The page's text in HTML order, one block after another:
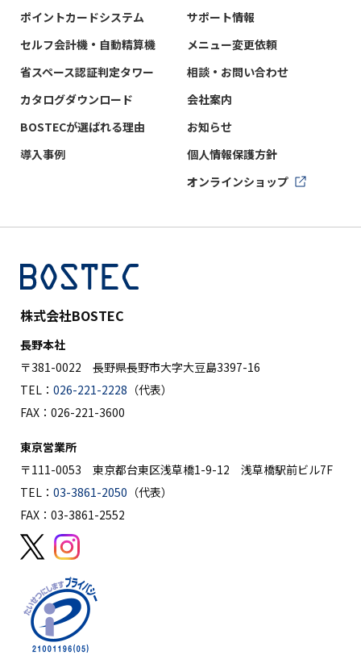
株式会社BOSTEC
長野本社
〒381-0022 長野県長野市大字大豆島3397-16
TEL： 026-221-2228 （代表）
FAX：026-221-3600
東京営業所
〒111-0053 東京都台東区浅草橋1-9-12 浅草橋駅前ビル7F
TEL： 03-3861-2050 （代表）
FAX：03-3861-2552
ポイントカードシステム
セルフ会計機・自動精算機
省スペース認証判定タワー
カタログダウンロード
BOSTECが選ばれる理由
導入事例
サポート情報
メニュー変更依頼
相談・お問い合わせ
会社案内
お知らせ
個人情報保護方針
オンラインショップ